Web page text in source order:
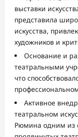
выставки
представила
искусства,
художников и
Основание и
театральными
что
Активное
театральном
Рюмина одним из